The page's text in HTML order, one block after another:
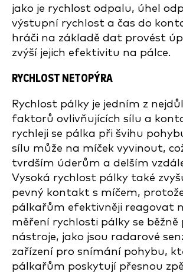
jako je rychlost odpalu, úhel
výstupní rychlost a čas do
hráči na základě dat provést
zvýší jejich efektivitu na pálce.
RYCHLOST NETOPÝRA
Rychlost pálky je jedním z
faktorů ovlivňujících sílu a
rychleji se pálka při švihu
sílu může na míček vyvinout,
tvrdším úderům a delším
Vysoká rychlost pálky také
pevný kontakt s míčem,
pálkařům efektivněji reagovat
měření rychlosti pálky se běžně
nástroje, jako jsou radarové
zařízení pro snímání pohybu,
pálkařům poskytují přesnou